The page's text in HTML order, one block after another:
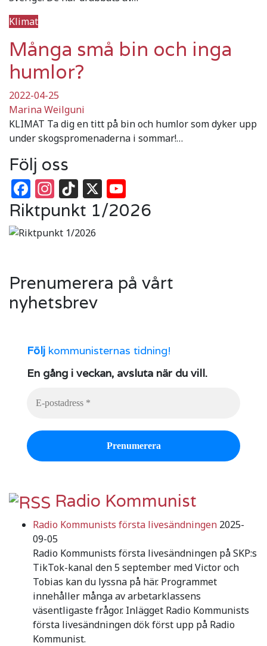
Klimat
Många små bin och inga
humlor?
2022-04-25
Marina Weilguni
KLIMAT Ta dig en titt på bin och humlor som dyker upp
under skogspromenaderna i sommar!…
Följ oss
Facebook
Instagram
TikTok
X
Riktpunkt 1/2026
Prenumerera på vårt
nyhetsbrev
Följ kommunisternas tidning!
En gång i veckan, avsluta när du vill.
Radio Kommunist
Radio Kommunists första livesändningen 2025-
09-05
Radio Kommunists första livesändningen på SKP:s
TikTok-kanal den 5 september med Victor och
Tobias kan du lyssna på här. Programmet
innehåller många av arbetarklassens
väsentligaste frågor. Inlägget Radio Kommunists
första livesändningen dök först upp på Radio
Kommunist.